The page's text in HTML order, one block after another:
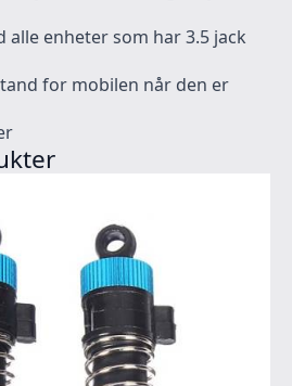
alle enheter som har 3.5 jack
for mobilen når den er